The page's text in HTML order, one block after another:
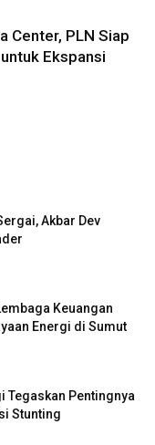
Center, PLN Siap
Ekspansi
Akbar Dev
Keuangan
Energi di Sumut
Tegaskan Pentingnya
Stunting